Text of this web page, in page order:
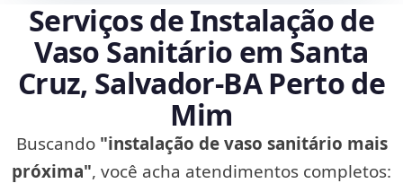
Serviços de Instalação de
Vaso Sanitário em Santa
Cruz, Salvador‑BA Perto de
Mim
Buscando "instalação de vaso sanitário mais
próxima", você acha atendimentos completos: